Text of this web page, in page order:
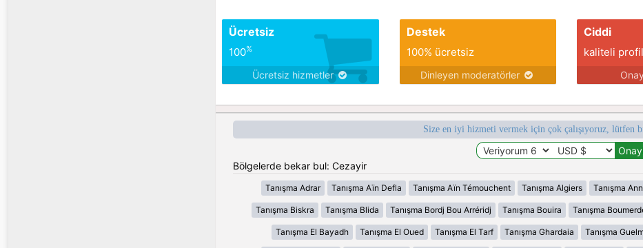
Ücretsiz
100%
Ücretsiz hizmetler
Destek
100% ücretsiz
Dinleyen moderatörler
Ciddi
kaliteli
Size en iyi hizmeti vermek için çok çalışıyoruz, lütfen
Bölgelerde bekar bul: Cezayir
Tanışma Adrar Tanışma Aïn Defla Tanışma Aïn Témouchent Tanışma Algiers Tanışma
Tanışma Biskra Tanışma Blida Tanışma Bordj Bou Arréridj Tanışma Bouira Tanışma
Tanışma El Bayadh Tanışma El Oued Tanışma El Tarf Tanışma Ghardaia Tanışma